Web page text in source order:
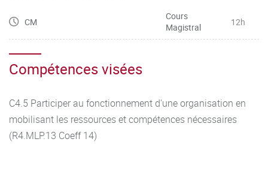
CM
Cours
Magistral
12h
Compétences visées
C4.5 Participer au fonctionnement d'une organisation en
mobilisant les ressources et compétences nécessaires
(R4.MLP.13 Coeff 14)